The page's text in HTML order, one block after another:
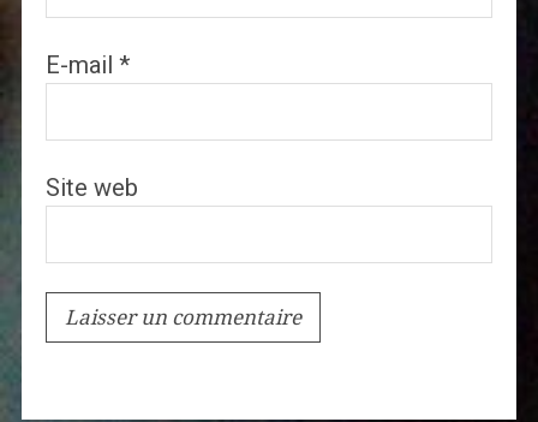
E-mail *
Site web